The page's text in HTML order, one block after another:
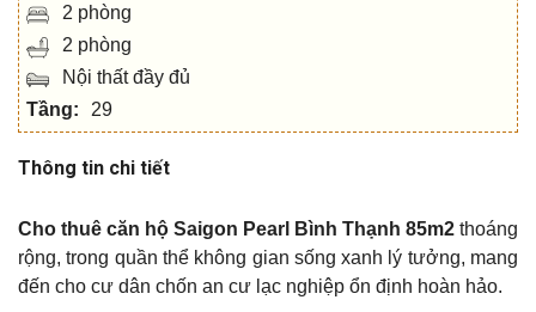
2 phòng
2 phòng
Nội thất đầy đủ
Tầng:
29
Thông tin chi tiết
Cho thuê căn hộ Saigon Pearl Bình Thạnh 85m2 thoáng
rộng, trong quần thể không gian sống xanh lý tưởng, mang
đến cho cư dân chốn an cư lạc nghiệp ổn định hoàn hảo.